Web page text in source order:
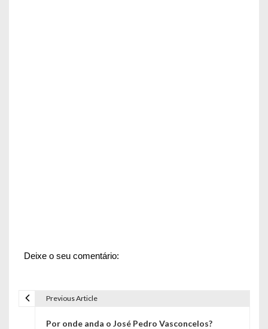
Deixe o seu comentário:
Previous Article
Por onde anda o José Pedro Vasconcelos?